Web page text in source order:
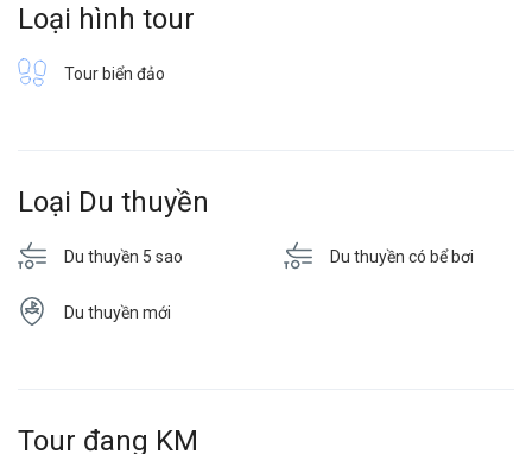
Loại hình tour
Tour biển đảo
Loại Du thuyền
Du thuyền 5 sao Du thuyền có bể bơi
Du thuyền mới
Tour đang KM